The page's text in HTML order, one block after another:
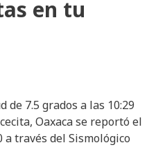
en tu
7.5 grados a las 10:29
Oaxaca se reportó el
través del Sismológico